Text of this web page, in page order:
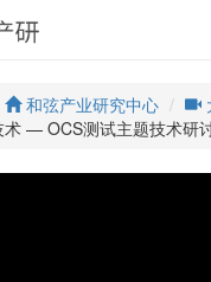
和弦产业研究中心
术 — OCS测试主题技术研